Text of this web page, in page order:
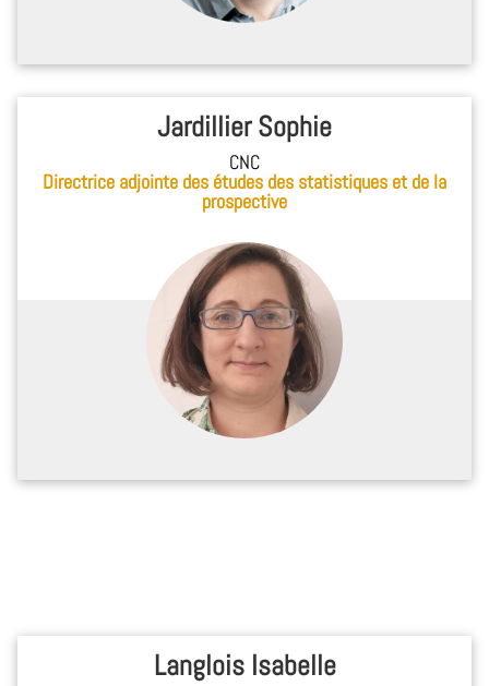
Jardillier Sophie
CNC
Directrice adjointe des études des statistiques et de la
prospective
Langlois Isabelle